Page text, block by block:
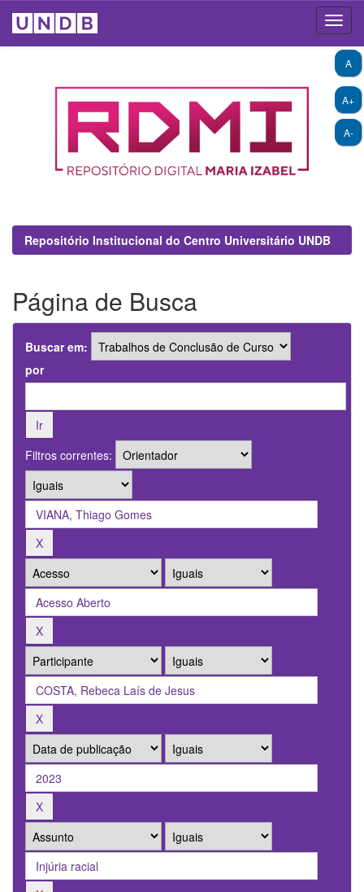
A+
A-
A
Repositório Institucional do Centro Universitário UNDB
Página de Busca
Buscar em:
por
Filtros correntes: